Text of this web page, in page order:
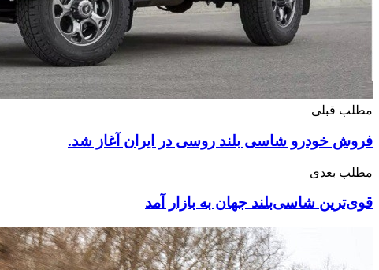
مطلب قبلی
فروش خودرو شاسی بلند روسی در ایران آغاز شد.
مطلب بعدی
قوی‌ترین شاسی‌بلند جهان به بازار آمد